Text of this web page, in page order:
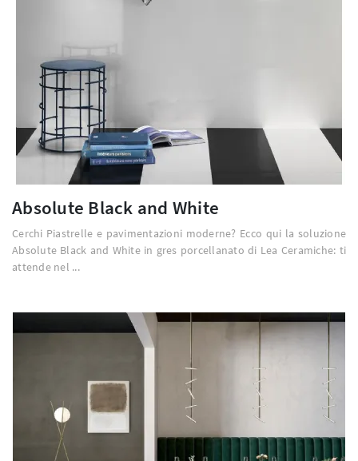
Absolute Black and White
Cerchi Piastrelle e pavimentazioni moderne? Ecco qui la soluzione
Absolute Black and White in gres porcellanato di Lea Ceramiche: ti
attende nel ...